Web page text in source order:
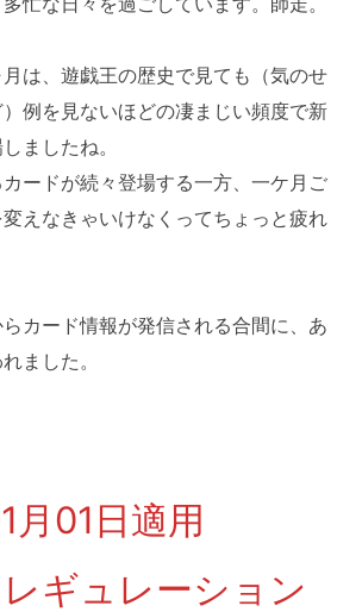
は、遊戯王の歴史で見ても（気のせ
例を見ないほどの凄まじい頻度で新
ましたね。
ードが続々登場する一方、一ケ月ご
えなきゃいけなくってちょっと疲れ
カード情報が発信される合間に、あ
ました。
月01日適用
ギュレーション